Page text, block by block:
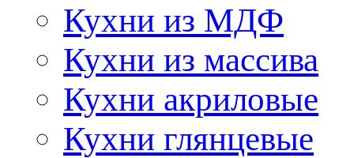
Кухни из МДФ
Кухни из массива
Кухни акриловые
Кухни глянцевые